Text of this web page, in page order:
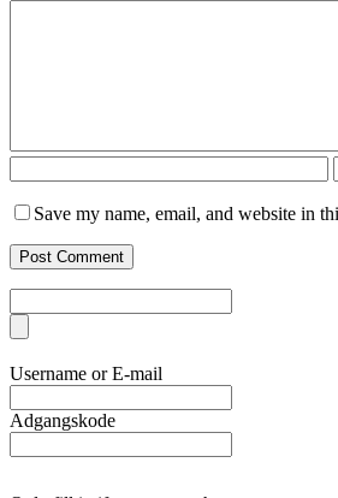
Save my name, email, and website in
Username or E-mail
Adgangskode